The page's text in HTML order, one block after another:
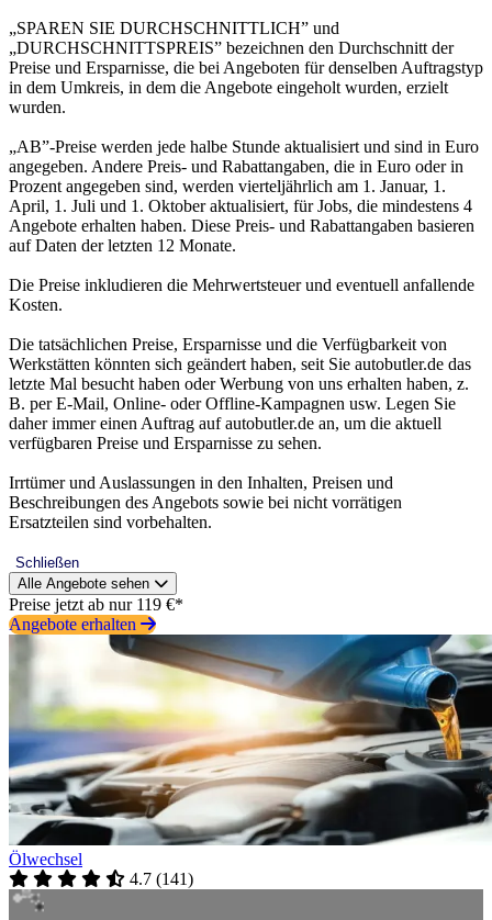
„SPAREN SIE DURCHSCHNITTLICH” und
„DURCHSCHNITTSPREIS” bezeichnen den Durchschnitt der
Preise und Ersparnisse, die bei Angeboten für denselben Auftragstyp
in dem Umkreis, in dem die Angebote eingeholt wurden, erzielt
wurden.
„AB”-Preise werden jede halbe Stunde aktualisiert und sind in Euro
angegeben. Andere Preis- und Rabattangaben, die in Euro oder in
Prozent angegeben sind, werden vierteljährlich am 1. Januar, 1.
April, 1. Juli und 1. Oktober aktualisiert, für Jobs, die mindestens 4
Angebote erhalten haben. Diese Preis- und Rabattangaben basieren
auf Daten der letzten 12 Monate.
Die Preise inkludieren die Mehrwertsteuer und eventuell anfallende
Kosten.
Die tatsächlichen Preise, Ersparnisse und die Verfügbarkeit von
Werkstätten könnten sich geändert haben, seit Sie autobutler.de das
letzte Mal besucht haben oder Werbung von uns erhalten haben, z.
B. per E-Mail, Online- oder Offline-Kampagnen usw. Legen Sie
daher immer einen Auftrag auf autobutler.de an, um die aktuell
verfügbaren Preise und Ersparnisse zu sehen.
Irrtümer und Auslassungen in den Inhalten, Preisen und
Beschreibungen des Angebots sowie bei nicht vorrätigen
Ersatzteilen sind vorbehalten.
Schließen
Alle Angebote sehen
Preise jetzt ab nur 119 €*
Angebote erhalten
Ölwechsel
4.7 (141)